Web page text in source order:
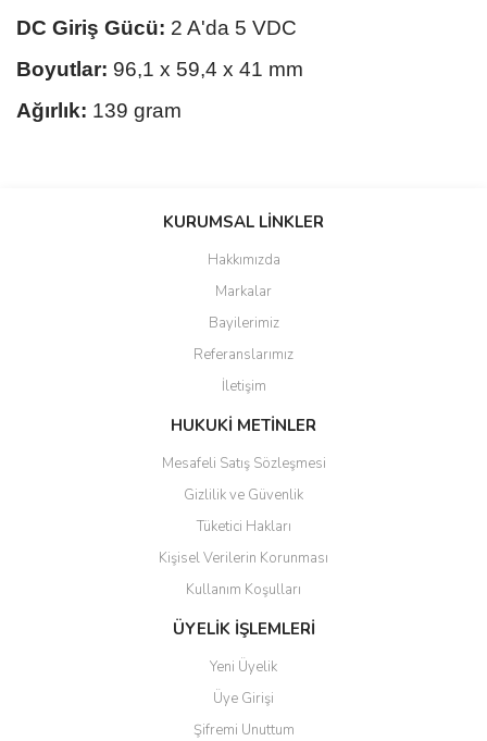
DC Giriş Gücü: 2 A'da 5 VDC
Boyutlar: 96,1 x 59,4 x 41 mm
Ağırlık: 139 gram
tarafımıza iletebilirsiniz.
Ürün resmi kalitesiz, bozuk veya görüntülenemiyor.
Ürün açıklamasında eksik bilgiler bulunuyor.
Ürün bilgilerinde hatalar bulunuyor.
Ürün fiyatı diğer sitelerden daha pahalı.
Bu ürüne benzer farklı alternatifler olmalı.
Gönder
KURUMSAL LİNKLER
Hakkımızda
Markalar
Bayilerimiz
Referanslarımız
İletişim
HUKUKİ METİNLER
Mesafeli Satış Sözleşmesi
Gizlilik ve Güvenlik
Tüketici Hakları
Kişisel Verilerin Korunması
Kullanım Koşulları
ÜYELİK İŞLEMLERİ
Yeni Üyelik
Üye Girişi
Şifremi Unuttum